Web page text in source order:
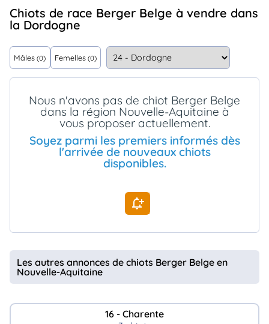
Services
..
Assurances
Connexion
Chiots de race Berger Belge à vendre dans
la Dordogne
Mâles (0) Femelles (0)
Nous n'avons pas de chiot Berger Belge
dans la région Nouvelle-Aquitaine à
vous proposer actuellement.
Soyez parmi les premiers informés dès
l'arrivée de nouveaux chiots
disponibles.
Les autres annonces de chiots Berger Belge en
Nouvelle-Aquitaine
16 - Charente